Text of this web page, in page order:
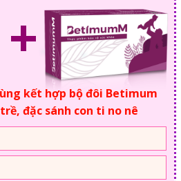
+
kết hợp bộ đôi Betimum
đặc sánh con ti no nê